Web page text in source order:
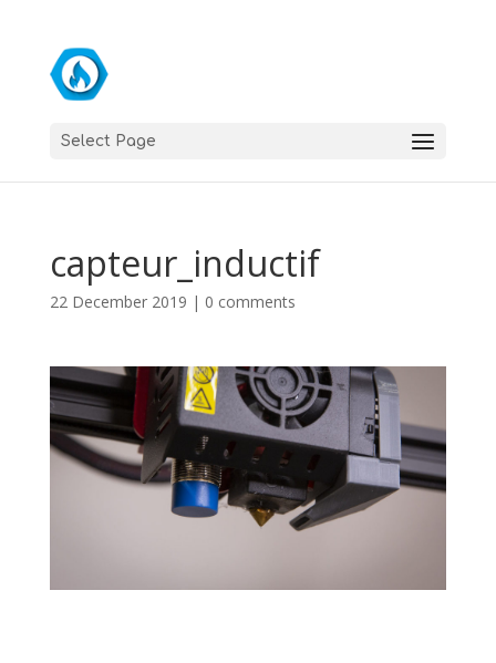
Select Page
capteur_inductif
22 December 2019 | 0 comments